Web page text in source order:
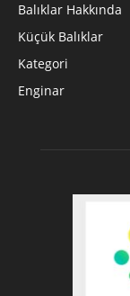
Balıklar Hakkında
Küçük Balıklar
Kategori
Enginar